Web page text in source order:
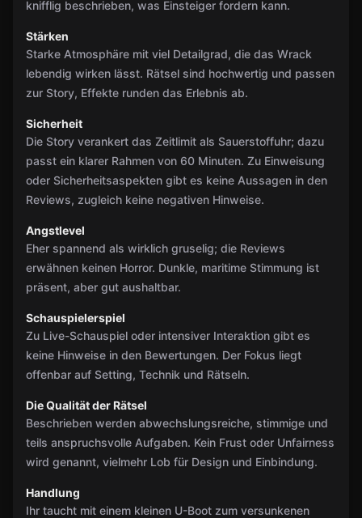
knifflig beschrieben, was Einsteiger fordern kann.
Stärken
Starke Atmosphäre mit viel Detailgrad, die das Wrack
lebendig wirken lässt. Rätsel sind hochwertig und passen
zur Story, Effekte runden das Erlebnis ab.
Sicherheit
Die Story verankert das Zeitlimit als Sauerstoffuhr; dazu
passt ein klarer Rahmen von 60 Minuten. Zu Einweisung
oder Sicherheitsaspekten gibt es keine Aussagen in den
Reviews, zugleich keine negativen Hinweise.
Angstlevel
Eher spannend als wirklich gruselig; die Reviews
erwähnen keinen Horror. Dunkle, maritime Stimmung ist
präsent, aber gut aushaltbar.
Schauspielerspiel
Zu Live-Schauspiel oder intensiver Interaktion gibt es
keine Hinweise in den Bewertungen. Der Fokus liegt
offenbar auf Setting, Technik und Rätseln.
Die Qualität der Rätsel
Beschrieben werden abwechslungsreiche, stimmige und
teils anspruchsvolle Aufgaben. Kein Frust oder Unfairness
wird genannt, vielmehr Lob für Design und Einbindung.
Handlung
Ihr taucht mit einem kleinen U-Boot zum versunkenen